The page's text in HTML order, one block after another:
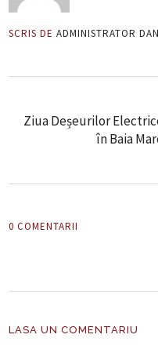
SCRIS DE ADMINISTRATOR
Ziua Deșeurilor
în Baia
0 COMENTARII
LASA UN COMENTARIU